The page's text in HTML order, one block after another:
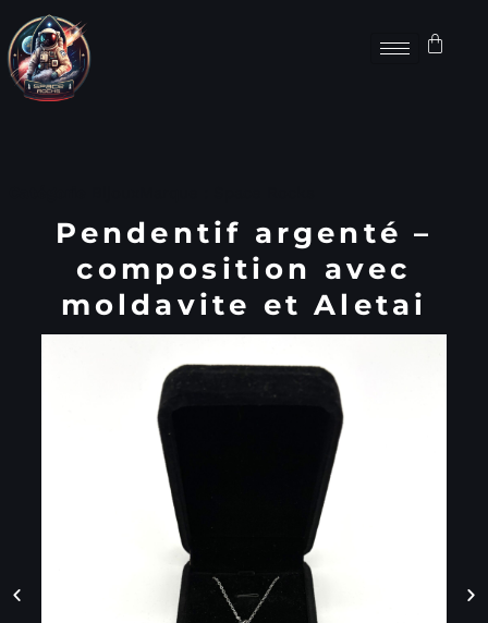
Pendentif argenté –
composition avec
moldavite et Aletai